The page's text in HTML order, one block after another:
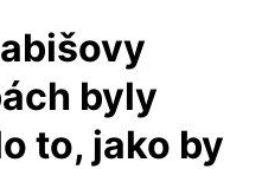
byly
to, jako by